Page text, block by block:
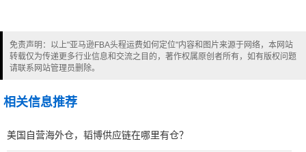
免责声明：以上"亚马逊FBA头程运费如何定位"内容和图片来源于网络，本网站
转载仅为传递更多行业信息和交流之目的，著作权属原创者所有，如有版权问题
请联系网站管理员删除。
相关信息推荐
美国自营海外仓，韬博供应链在哪里有仓？